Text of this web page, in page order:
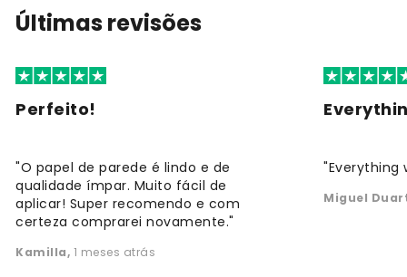
Últimas revisões
Perfeito!
"O papel de parede é lindo e de
qualidade ímpar. Muito fácil de
aplicar! Super recomendo e com
certeza comprarei novamente."
Kamilla, 1 meses atrás
"Everything
Miguel